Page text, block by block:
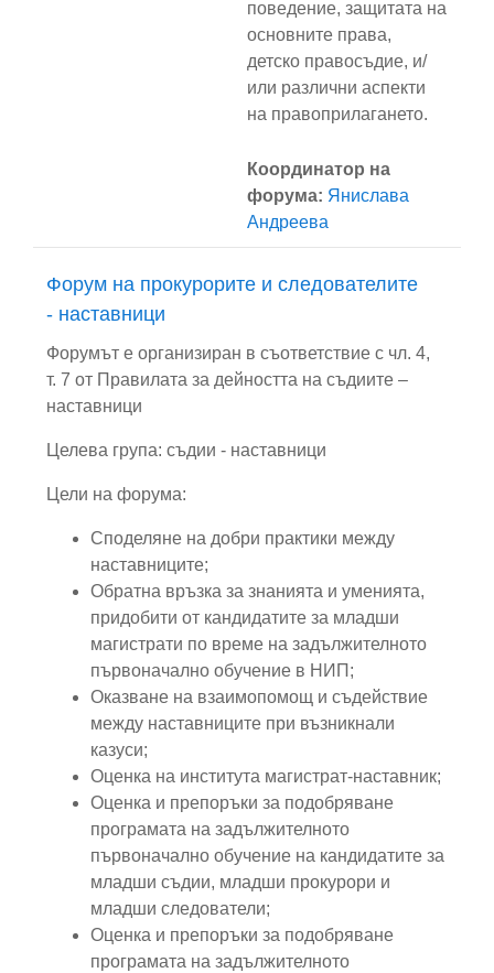
поведение, защитата на
основните права,
детско правосъдие, и/
или различни аспекти
на правоприлагането.
Координатор на
форума: Янислава
Андреева
Форум на прокурорите и следователите
- наставници
Форумът е организиран в съответствие с чл. 4,
т. 7 от Правилата за дейността на съдиите –
наставници
Целева група: съдии - наставници
Цели на форума:
Споделяне на добри практики между
наставниците;
Обратна връзка за знанията и уменията,
придобити от кандидатите за младши
магистрати по време на задължителното
първоначално обучение в НИП;
Оказване на взаимопомощ и съдействие
между наставниците при възникнали
казуси;
Оценка на института магистрат-наставник;
Оценка и препоръки за подобряване
програмата на задължителното
първоначално обучение на кандидатите за
младши съдии, младши прокурори и
младши следователи;
Оценка и препоръки за подобряване
програмата на задължителното